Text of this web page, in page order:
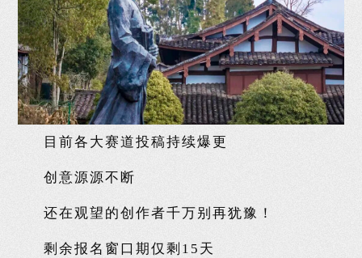
目前各大赛道投稿持续爆更
创意源源不断
还在观望的创作者千万别再犹豫！
剩余报名窗口期仅剩15天